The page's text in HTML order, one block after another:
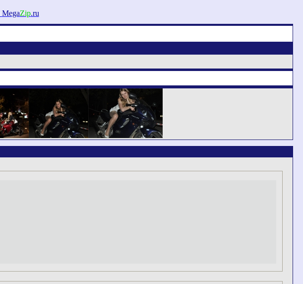
MegaZip.ru